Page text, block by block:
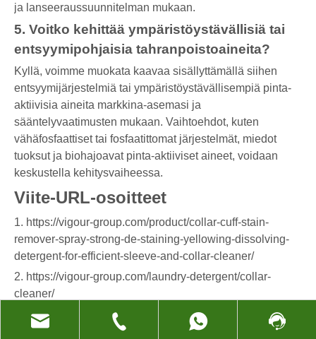
ja lanseeraussuunnitelman mukaan.
5. Voitko kehittää ympäristöystävällisiä tai
entsyymipohjaisia ​​tahranpoistoaineita?
Kyllä, voimme muokata kaavaa sisällyttämällä siihen
entsyymijärjestelmiä tai ympäristöystävällisempiä pinta-
aktiivisia aineita markkina-asemasi ja
sääntelyvaatimusten mukaan. Vaihtoehdot, kuten
vähäfosfaattiset tai fosfaatittomat järjestelmät, miedot
tuoksut ja biohajoavat pinta-aktiiviset aineet, voidaan
keskustella kehitysvaiheessa.
Viite-URL-osoitteet
1. https://vigour-group.com/product/collar-cuff-stain-
remover-spray-strong-de-staining-yellowing-dissolving-
detergent-for-efficient-sleeve-and-collar-cleaner/
2. https://vigour-group.com/laundry-detergent/collar-
cleaner/
3. https://www.ufinechem.com
4. https://www.ufinechem.com/laundry-detergent.html